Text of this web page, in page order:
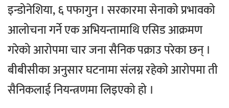
इन्डोनेशिया, ६ पफागुन । सरकारमा सेनाको प्रभावको
आलोचना गर्ने एक अभियन्तामाथि एसिड आक्रमण
गरेको आरोपमा चार जना सैनिक पक्राउ परेका छन् ।
बीबीसीका अनुसार घटनामा संलग्न रहेको आरोपमा ती
सैनिकलाई नियन्त्रणमा लिइएको हो ।